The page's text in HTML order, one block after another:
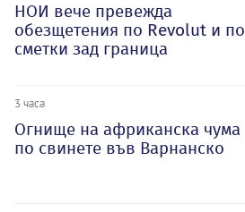
НОИ вече превежда
обезщетения по Revolut и по
сметки зад граница
3 часа
Огнище на африканска чума
по свинете във Варнанско